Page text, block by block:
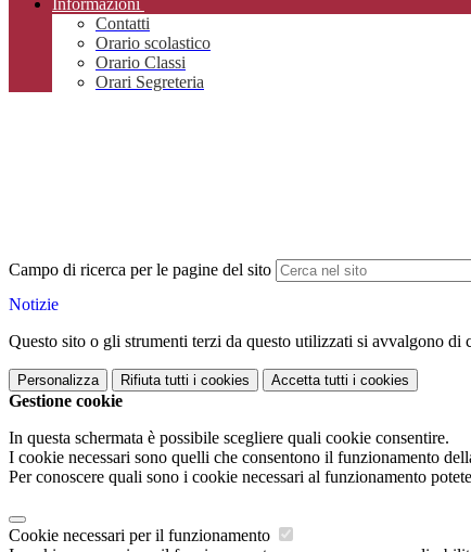
Informazioni
Contatti
Orario scolastico
Orario Classi
Orari Segreteria
Campo di ricerca per le pagine del sito
Notizie
Questo sito o gli strumenti terzi da questo utilizzati si avvalgono
Personalizza Rifiuta tutti i cookies Accetta tutti i cookies
Gestione cookie
In questa schermata è possibile scegliere quali cookie consentire.
I cookie necessari sono quelli che consentono il funzionamento
Per conoscere quali sono i cookie necessari al funzionamento
Cookie necessari per il funzionamento